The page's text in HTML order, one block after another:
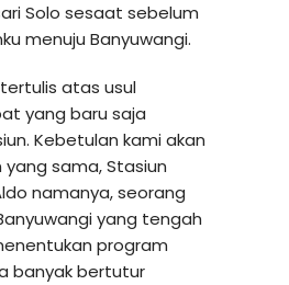
Solo sesaat sebelum
menuju Banyuwangi.
atas usul
yang baru saja
Kebetulan kami akan
sama, Stasiun
namanya, seorang
yang tengah
program
banyak bertutur